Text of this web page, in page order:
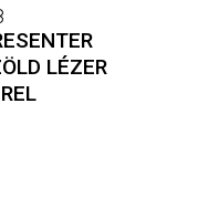
LÉZER